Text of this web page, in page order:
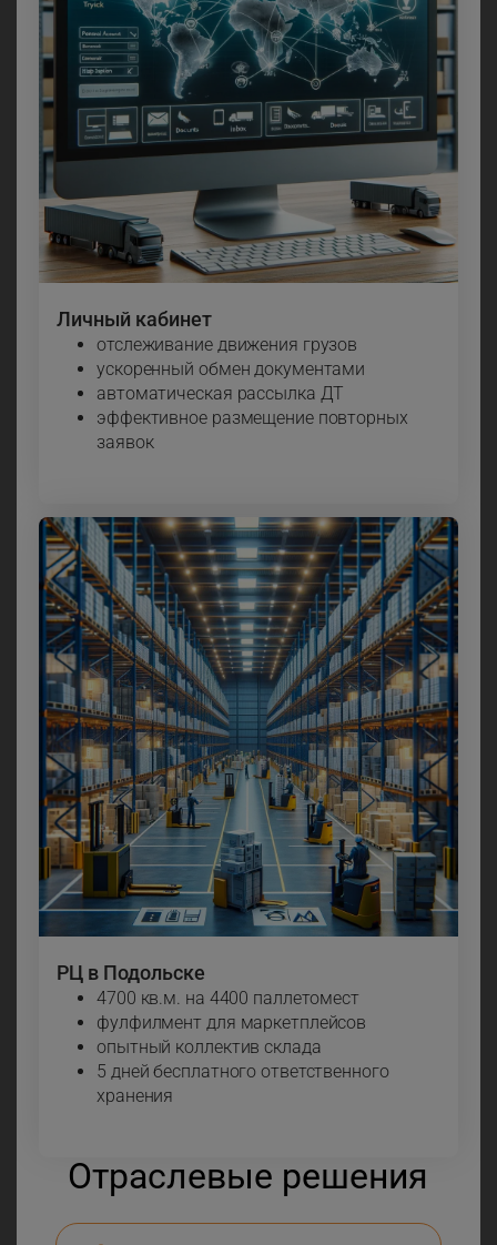
Личный кабинет
отслеживание движения грузов
ускоренный обмен документами
автоматическая рассылка ДТ
эффективное размещение повторных
заявок
РЦ в Подольске
4700 кв.м. на 4400 паллетомест
фулфилмент для маркетплейсов
опытный коллектив склада
5 дней бесплатного ответственного
хранения
Отраслевые решения